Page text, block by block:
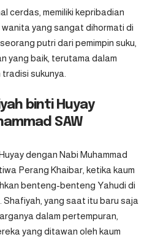
cerdas, memiliki kepribadian
wanita yang sangat dihormati di
putri dari pemimpin suku,
yang baik, terutama dalam
sukunya.
binti Huyay
SAW
dengan Nabi Muhammad
Perang Khaibar, ketika kaum
benteng-benteng Yahudi di
Shafiyah, yang saat itu baru saja
dalam pertempuran,
yang ditawan oleh kaum